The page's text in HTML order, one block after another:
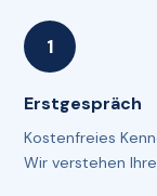
Erstgespräch
Kostenfreies
Wir verstehen